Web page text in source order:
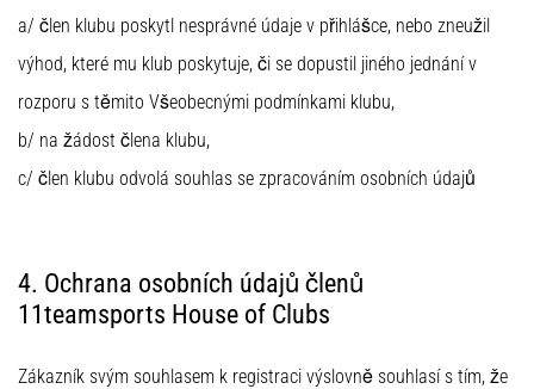
a/ člen klubu poskytl nesprávné údaje v přihlášce, nebo zneužil
výhod, které mu klub poskytuje, či se dopustil jiného jednání v
rozporu s těmito Všeobecnými podmínkami klubu,
b/ na žádost člena klubu,
c/ člen klubu odvolá souhlas se zpracováním osobních údajů
4. Ochrana osobních údajů členů
11teamsports House of Clubs
Zákazník svým souhlasem k registraci výslovně souhlasí s tím, že